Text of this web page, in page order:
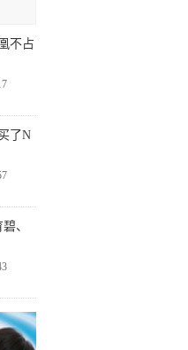
不占
了N
、